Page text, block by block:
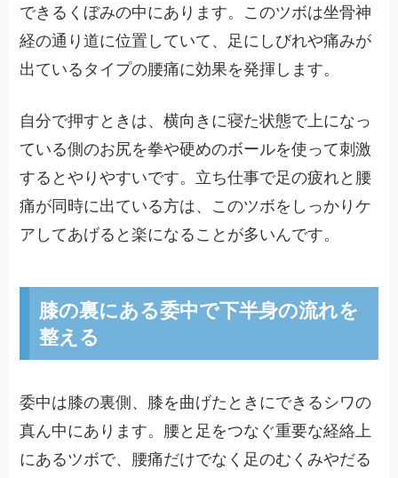
できるくぼみの中にあります。このツボは坐骨神
経の通り道に位置していて、足にしびれや痛みが
出ているタイプの腰痛に効果を発揮します。
自分で押すときは、横向きに寝た状態で上になっ
ている側のお尻を拳や硬めのボールを使って刺激
するとやりやすいです。立ち仕事で足の疲れと腰
痛が同時に出ている方は、このツボをしっかりケ
アしてあげると楽になることが多いんです。
膝の裏にある委中で下半身の流れを
整える
委中は膝の裏側、膝を曲げたときにできるシワの
真ん中にあります。腰と足をつなぐ重要な経絡上
にあるツボで、腰痛だけでなく足のむくみやだる